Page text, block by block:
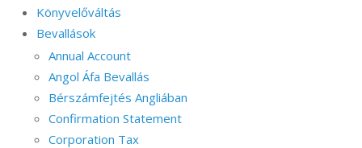
Könyvelőváltás
Bevallások
Annual Account
Angol Áfa Bevallás
Bérszámfejtés Angliában
Confirmation Statement
Corporation Tax